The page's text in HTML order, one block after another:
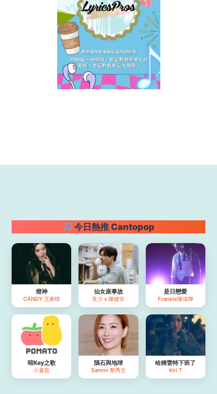
今日熱推 Cantopop
燈神
CANDY 王家晴
仙女座事故
良少 x 陳健安
是日戀愛
Frankie陳瑞輝
啱Key之歌
小薯茄
隕石與地球
Sammi 鄭秀文
哈姆雷特下班了
Kiri T